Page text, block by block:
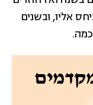
אליו, ובשנים